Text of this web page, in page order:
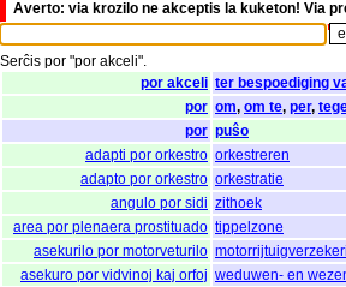
Averto: via krozilo ne akceptis la kuketon! Via
Serĉis por "por akceli".
por akceli ter bespoediging
por om, om te, per,
por puŝo
adapti por orkestro orkestreren
adapto por orkestro orkestratie
angulo por sidi zithoek
area por plenaera prostituado tippelzone
asekurilo por motorveturilo
asekuro por vidvinoj kaj orfoj weduwen- en